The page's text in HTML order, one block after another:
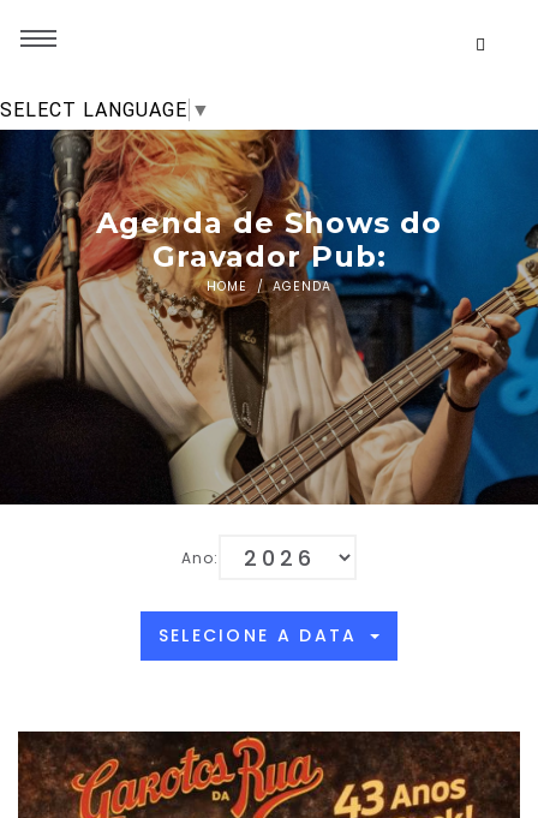
SELECT LANGUAGE ▼
Agenda de Shows do
Gravador Pub:
HOME AGENDA
Ano:
SELECIONE A DATA